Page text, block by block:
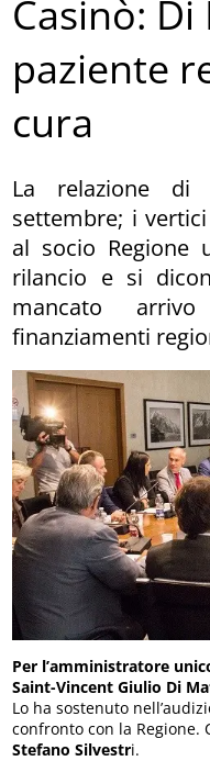
Casinò:
paziente
cura
La relazione di
settembre; i
al socio Regione
rilancio e si
mancato
finanziamenti
Per l’amministratore
Saint-Vincent Giulio Di
Lo ha sostenuto
confronto con la
Stefano Silvestri.